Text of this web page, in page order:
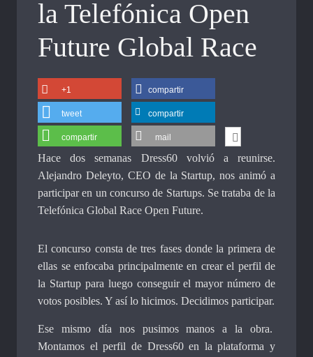
la Telefónica Open
Future Global Race
+1 compartir
tweet compartir
compartir mail
Hace dos semanas Dress60 volvió a reunirse.
Alejandro Deleyto, CEO de la Startup, nos animó a
participar en un concurso de Startups. Se trataba de la
Telefónica Global Race Open Future.
El concurso consta de tres fases donde la primera de
ellas se enfocaba principalmente en crear el perfil de
la Startup para luego conseguir el mayor número de
votos posibles. Y así lo hicimos. Decidimos participar.
Ese mismo día nos pusimos manos a la obra.
Montamos el perfil de Dress60 en la plataforma y